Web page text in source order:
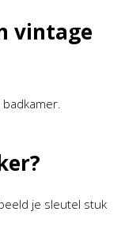
vintage
je sleutel stuk